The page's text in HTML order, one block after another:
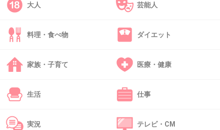
いつ見ても東尾理子に見える
41. 匿名 2014/05/04(日) 11:03:27
知ってるけど、キャバ嬢とかやるような子じゃない。
寧ろ大人しい演劇部の女の子です。
大人 芸能人
料理・食べ物 ダイエット
家族・子育て 医療・健康
生活 仕事
実況 テレビ・CM